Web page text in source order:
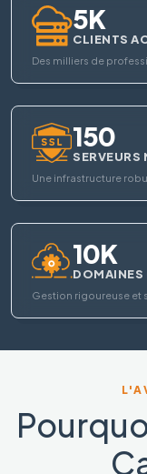
5K
CLIENTS
Des milliers de
150
SERVEURS
Une infrastructure
10K
DOMAINES
Gestion rigoureuse et